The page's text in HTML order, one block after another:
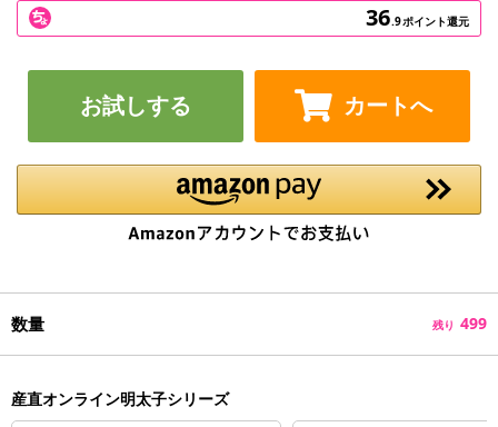
36.9ポイント還元
お試しする カートへ
数量 残り 499
産直オンライン明太子シリーズ